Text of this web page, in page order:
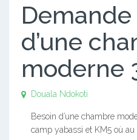
Demande
d’une
moderne
Douala Ndokoti
Besoin d’une chambre
camp yabassi et KM5 où